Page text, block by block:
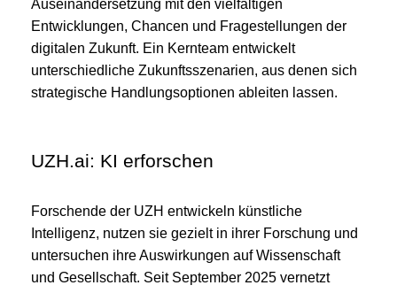
Auseinandersetzung mit den vielfältigen
Entwicklungen, Chancen und Fragestellungen der
digitalen Zukunft. Ein Kernteam entwickelt
unterschiedliche Zukunftsszenarien, aus denen sich
strategische Handlungsoptionen ableiten lassen.
UZH.ai: KI erforschen
Forschende der UZH entwickeln künstliche
Intelligenz, nutzen sie gezielt in ihrer Forschung und
untersuchen ihre Auswirkungen auf Wissenschaft
und Gesellschaft. Seit September 2025 vernetzt